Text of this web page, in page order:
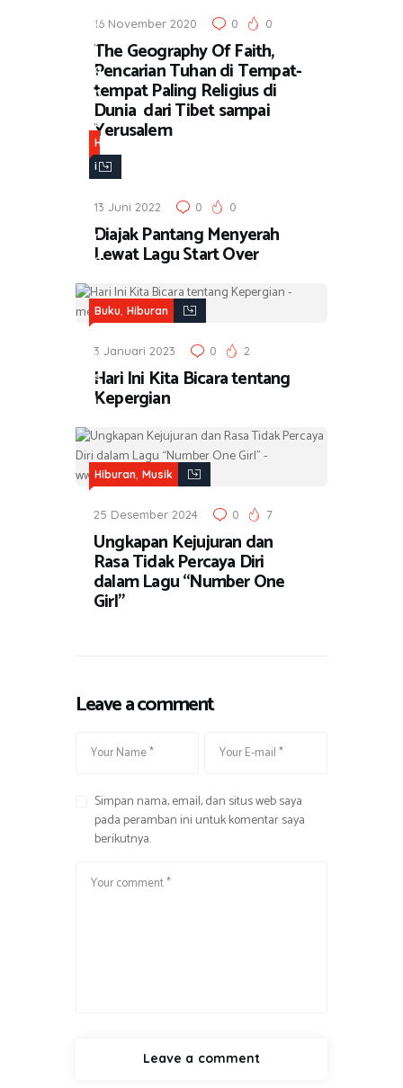
u
r
a
n
u
,
H
i
b
u
r
16 November 2020 0 0
The Geography Of Faith,
Pencarian Tuhan di Tempat-
tempat Paling Religius di
Dunia dari Tibet sampai
Yerusalem
H
i
u
r
a
,
u
s
i
13 Juni 2022 0 0
Diajak Pantang Menyerah
Lewat Lagu Start Over
Buku, Hiburan
3 Januari 2023 0 2
Hari Ini Kita Bicara tentang
Kepergian
Hiburan, Musik
25 Desember 2024 0 7
Ungkapan Kejujuran dan
Rasa Tidak Percaya Diri
dalam Lagu “Number One
Girl”
Leave a comment
Simpan nama, email, dan situs web saya
pada peramban ini untuk komentar saya
berikutnya.